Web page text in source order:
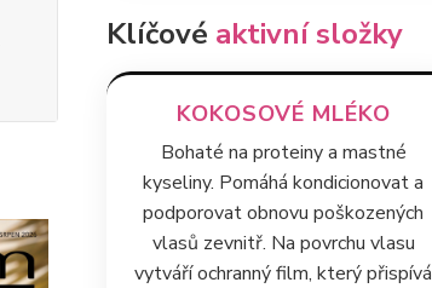
Klíčové aktivní složky
KOKOSOVÉ MLÉKO
Bohaté na proteiny a mastné
kyseliny. Pomáhá kondicionovat a
podporovat obnovu poškozených
vlasů zevnitř. Na povrchu vlasu
vytváří ochranný film, který přispívá